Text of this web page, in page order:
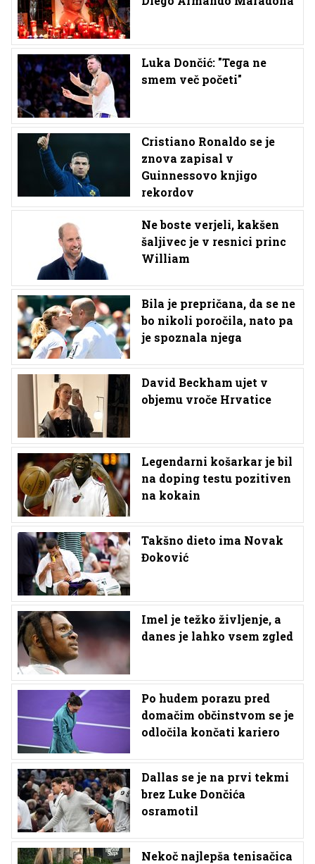
Luka Dončić: "Tega ne
smem več početi"
Cristiano Ronaldo se je
znova zapisal v
Guinnessovo knjigo
rekordov
Ne boste verjeli, kakšen
šaljivec je v resnici princ
William
Bila je prepričana, da se ne
bo nikoli poročila, nato pa
je spoznala njega
David Beckham ujet v
objemu vroče Hrvatice
Legendarni košarkar je bil
na doping testu pozitiven
na kokain
Takšno dieto ima Novak
Đoković
Imel je težko življenje, a
danes je lahko vsem zgled
Po hudem porazu pred
domačim občinstvom se je
odločila končati kariero
Dallas se je na prvi tekmi
brez Luke Dončića
osramotil
Nekoč najlepša tenisačica